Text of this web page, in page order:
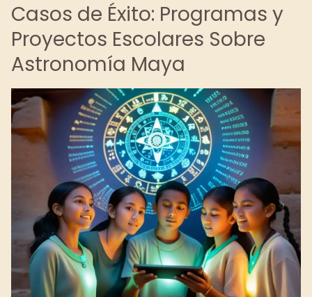
Casos de Éxito: Programas y
Proyectos Escolares Sobre
Astronomía Maya